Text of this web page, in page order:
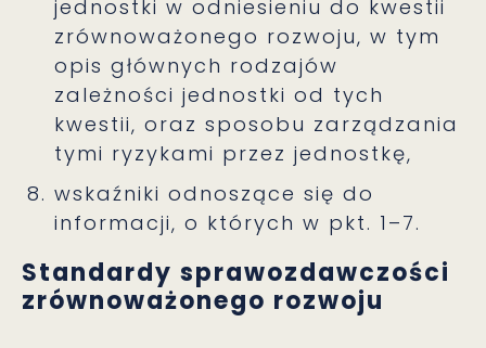
jednostki w odniesieniu do kwestii
zrównoważonego rozwoju, w tym
opis głównych rodzajów
zależności jednostki od tych
kwestii, oraz sposobu zarządzania
tymi ryzykami przez jednostkę,
wskaźniki odnoszące się do
informacji, o których w pkt. 1–7.
Standardy sprawozdawczości
zrównoważonego rozwoju